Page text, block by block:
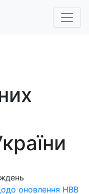
оновлення НВВ